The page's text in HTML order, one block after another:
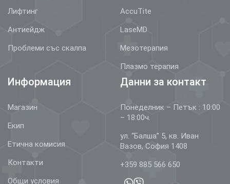
Лифтинг
Антиейдж
Проблеми със скалпа
AccuTite
LaseMD
Мезотерапия
Плазмо терапия
Информация
Магазин
Екип
Етична комисия
Контакти
Общи условия
Данни за контакт
Понеделник – Петък : 10:00
– 18:00ч.
ул. “Балша” 5, кв. Иван
Вазов, София 1408
+359 885 566 650